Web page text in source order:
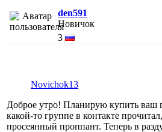
den591
Новичок
3
Novichok13
Доброе утро! Планирую купить ваш
какой-то группе в контакте
просеянный проппант. Теперь в